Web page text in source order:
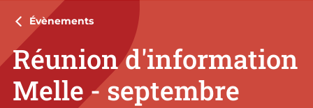
CMA Nouvelle-Aquitaine
Évènements
Réunion d'information
Melle - septembre